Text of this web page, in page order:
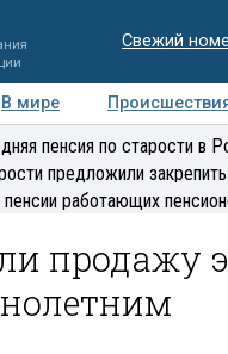
Свежий
В мире
Медиацентр
пенсия по старости в
предложили
пенсии работающих
продажу